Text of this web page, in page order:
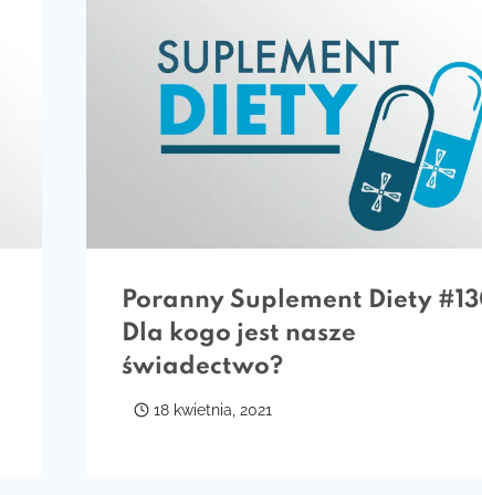
Poranny Suplement Diety
Dla kogo jest nasze
świadectwo?
18 kwietnia, 2021